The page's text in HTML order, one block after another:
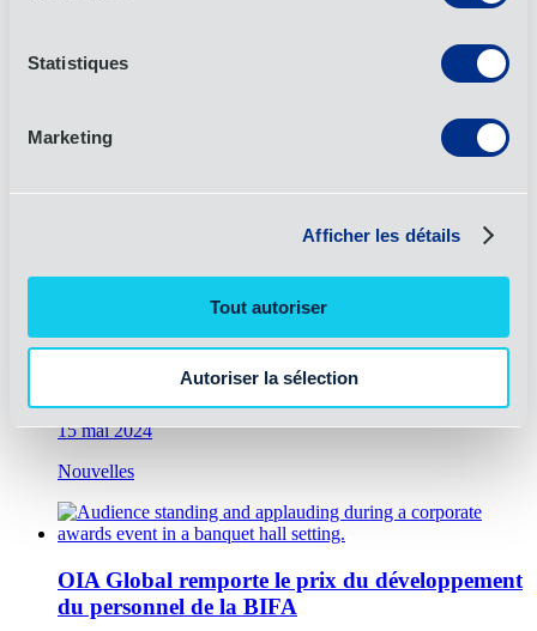
Statistiques
Marketing
Afficher les détails
Tout autoriser
Autoriser la sélection
Alisha Gonzalez Receives 2024 Women in
Nouveau centre de services partagés à Pune, en
15 mai 2024
Nouvelles
OIA Global remporte le prix du développement
du personnel de la BIFA